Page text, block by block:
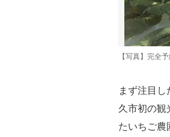
【写真】完全
まず注目
久市初の
たいちご